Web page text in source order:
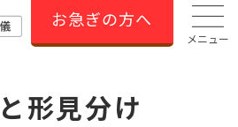
お急ぎの方へ
メニュー
形見分け